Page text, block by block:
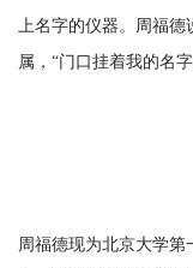
上名字的仪器。周福德
属，“门口挂着我的名
周福德现为北京大学第